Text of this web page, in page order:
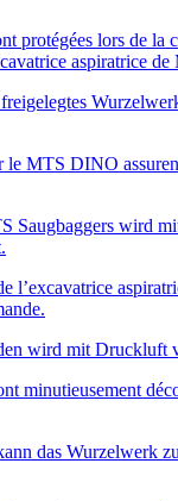
protégées lors de la
aspiratrice de
le MTS DINO
l’excavatrice
minutieusement